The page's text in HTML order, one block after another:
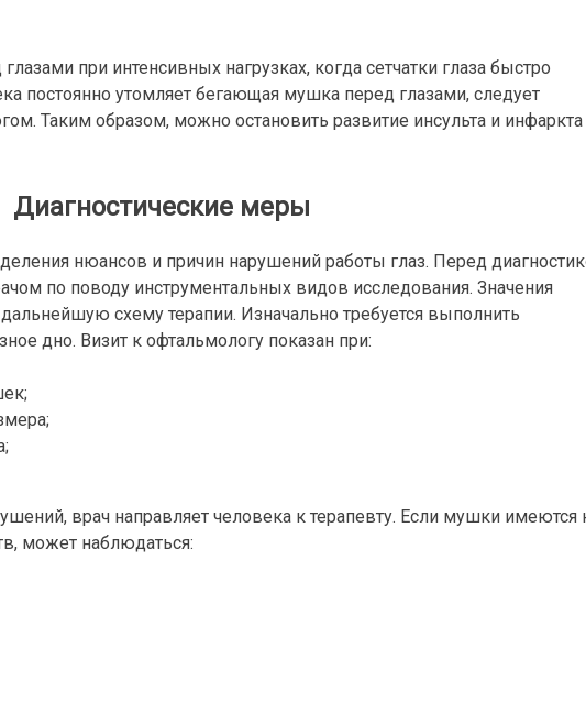
при интенсивных нагрузках, когда сетчатки глаза быстро
постоянно утомляет бегающая мушка перед глазами, следует
Таким образом, можно остановить развитие инсульта и инфаркта
Диагностические меры
нюансов и причин нарушений работы глаз. Перед
по поводу инструментальных видов исследования. Значения
схему терапии. Изначально требуется выполнить
дно. Визит к офтальмологу показан при:
врач направляет человека к терапевту. Если мушки имеются
может наблюдаться: